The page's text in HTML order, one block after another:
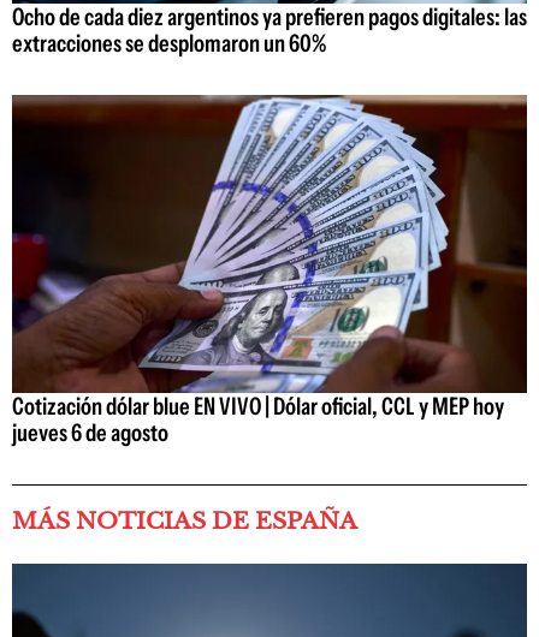
Ocho de cada diez argentinos ya prefieren pagos digitales: las
extracciones se desplomaron un 60%
Cotización dólar blue EN VIVO | Dólar oficial, CCL y MEP hoy
jueves 6 de agosto
MÁS NOTICIAS DE ESPAÑA